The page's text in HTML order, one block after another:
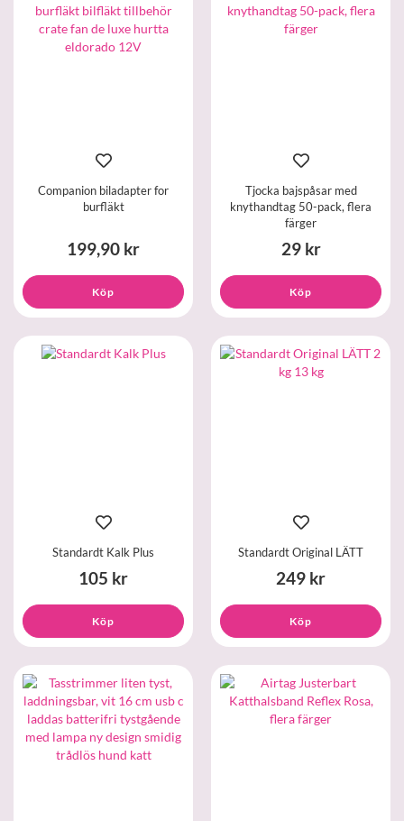
Companion biladapter for
burfläkt
199,90 kr
Köp
Tjocka bajspåsar med
knythandtag 50-pack, flera
färger
29 kr
Köp
Standardt Kalk Plus
105 kr
Köp
Standardt Original LÄTT
249 kr
Köp